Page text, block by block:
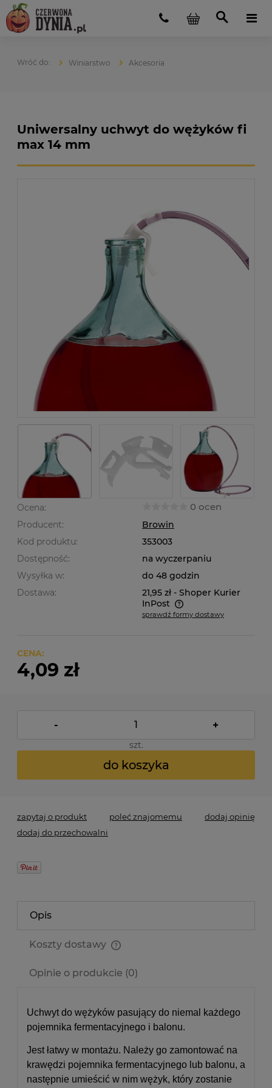
Winiarstwo Akcesoria
Uniwersalny uchwyt do wężyków fi
max 14 mm
Ocena: 0 ocen
Producent:
Browin
Kod produktu:
353003
Dostępność:
na wyczerpaniu
Wysyłka w:
do 48 godzin
Dostawa:
21,95 zł - Shoper Kurier
InPost
Cena nie zawiera ewentualnych kosztów płatności
sprawdź formy dostawy
CENA:
4,09 zł
- +
szt.
do koszyka
zapytaj o produkt poleć znajomemu
dodaj opinię
dodaj do przechowalni
Opis
Koszty dostawy
Opinie o produkcie (0)
Uchwyt do wężyków pasujący do niemal każdego
pojemnika fermentacyjnego i balonu.
Jest łatwy w montażu. Należy go zamontować na
krawędzi pojemnika fermentacyjnego lub balonu, a
następnie umieścić w nim wężyk, który zostanie